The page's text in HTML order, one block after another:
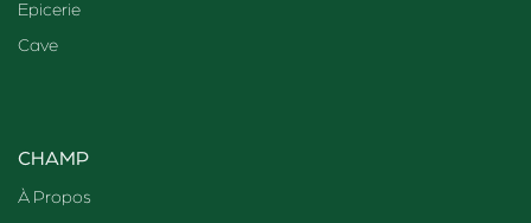
Epicerie
Cave
CHAMP
À Propos